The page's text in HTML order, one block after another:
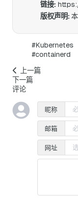
链接: https://
版权声明:
#Kubernetes
#containerd
上一篇
下一篇
评论
昵称
邮箱
网址